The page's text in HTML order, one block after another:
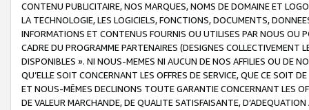
CONTENU PUBLICITAIRE, NOS MARQUES, NOMS DE DOMAINE ET
LA TECHNOLOGIE, LES LOGICIELS, FONCTIONS, DOCUMENTS,
INFORMATIONS ET CONTENUS FOURNIS OU UTILISES PAR NOUS OU
CADRE DU PROGRAMME PARTENAIRES (DESIGNES COLLECTIVEMENT
DISPONIBLES ». NI NOUS-MEMES NI AUCUN DE NOS AFFILIES OU DE
QU’ELLE SOIT CONCERNANT LES OFFRES DE SERVICE, QUE CE SOIT
ET NOUS-MÊMES DECLINONS TOUTE GARANTIE CONCERNANT LES
DE VALEUR MARCHANDE, DE QUALITE SATISFAISANTE,